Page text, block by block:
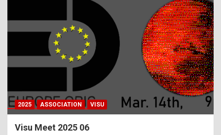
h
a
2025 ASSOCIATION VISU
Visu Meet 2025 06